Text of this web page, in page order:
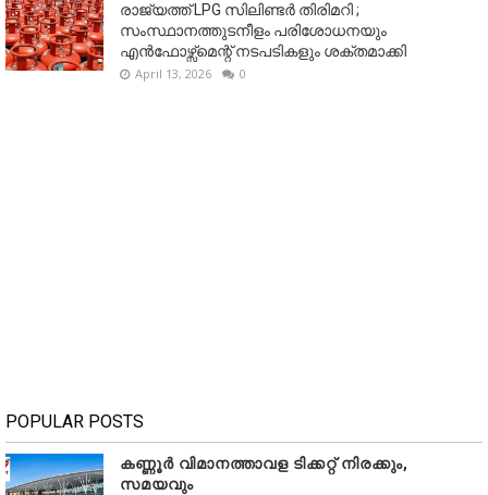
രാജ്യത്ത് LPG സിലിണ്ടർ തിരിമറി ;
സംസ്ഥാനത്തുടനീളം പരിശോധനയും
എൻഫോഴ്സ്മെന്റ് നടപടികളും ശക്തമാക്കി
April 13, 2026 0
POPULAR POSTS
കണ്ണൂർ വിമാനത്താവള ടിക്കറ്റ് നിരക്കും,
സമയവും